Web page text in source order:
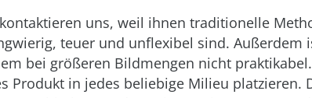
uns, weil ihnen traditionelle
teuer und unflexibel sind. Außerdem
bei größeren Bildmengen nicht
Produkt in jedes beliebige Milieu platzieren.